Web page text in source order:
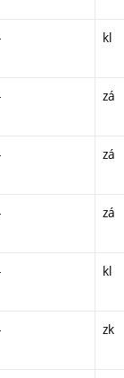
kl
zá
zá
zá
kl
zk